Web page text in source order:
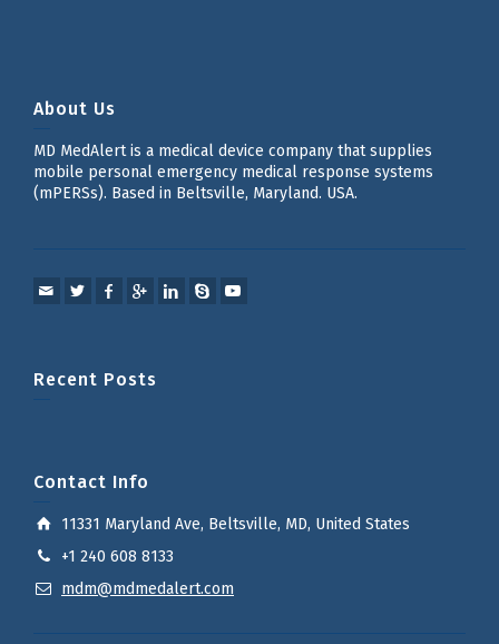
About Us
MD MedAlert is a medical device company that supplies
mobile personal emergency medical response systems
(mPERSs). Based in Beltsville, Maryland. USA.
Recent Posts
Contact Info
11331 Maryland Ave, Beltsville, MD, United States
+1 240 608 8133
mdm@mdmedalert.com